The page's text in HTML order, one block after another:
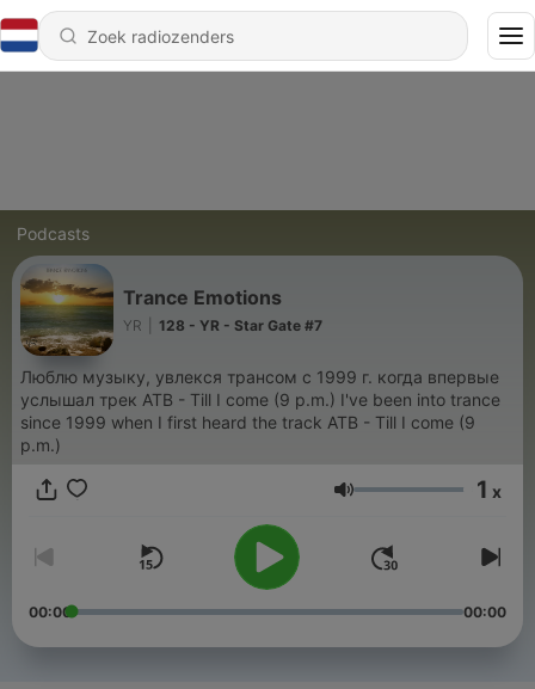
Podcasts
Trance Emotions
YR 128 - YR - Star Gate #7
Люблю музыку, увлекся трансом с 1999 г. когда впервые
услышал трек ATB - Till I come (9 p.m.) I've been into trance
since 1999 when I first heard the track ATB - Till I come (9
p.m.)
Volume 1 x
00:00 00:00